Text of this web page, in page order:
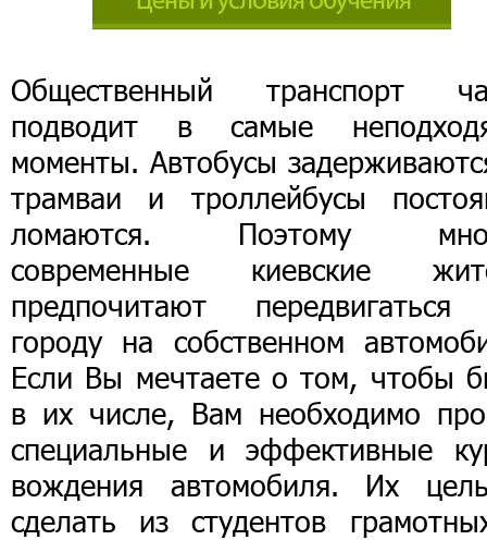
Общественный транспорт
подводит в самые
моменты. Автобусы
трамваи и троллейбусы
ломаются. Поэтому
современные киевские
предпочитают
городу на собственном
Если Вы мечтаете о том, чтобы
в их числе, Вам необходимо
специальные и эффективные
вождения автомобиля. Их
сделать из студентов